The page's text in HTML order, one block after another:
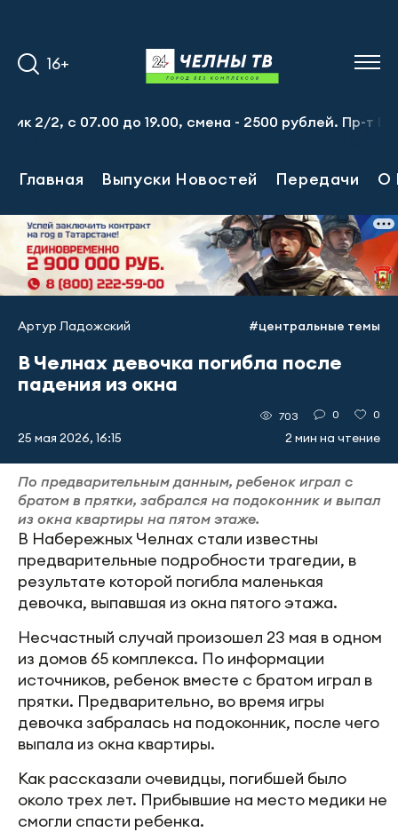
16+
07.00 до 19.00, смена - 2500 рублей. Пр-т
Главная Выпуски Новостей Передачи О
Артур Ладожский #центральные темы
В Челнах девочка погибла после
падения из окна
25 мая 2026, 16:15
703 0 0
2 мин на чтение
По предварительным данным, ребенок играл с
братом в прятки, забрался на подоконник и выпал
из окна квартиры на пятом этаже.
В Набережных Челнах стали известны
предварительные подробности трагедии, в
результате которой погибла маленькая
девочка, выпавшая из окна пятого этажа.
Несчастный случай произошел 23 мая в одном
из домов 65 комплекса. По информации
источников, ребенок вместе с братом играл в
прятки. Предварительно, во время игры
девочка забралась на подоконник, после чего
выпала из окна квартиры.
Как рассказали очевидцы, погибшей было
около трех лет. Прибывшие на место медики не
смогли спасти ребенка.